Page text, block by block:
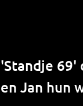
'Standje 69'
en Jan hun